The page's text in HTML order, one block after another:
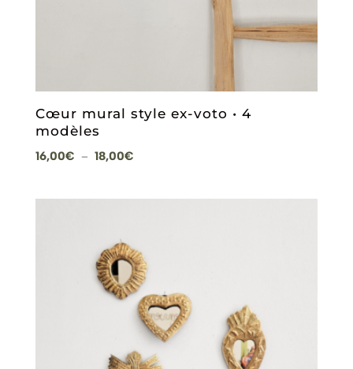
Cœur mural style ex-voto • 4
modèles
16,00€ – 18,00€Plage
18,00€